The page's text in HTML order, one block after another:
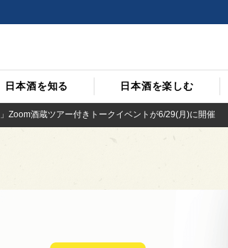
日本酒を知る 日本酒を楽しむ
Zoom酒蔵ツアー付きトークイベントが6/29(月)に開催